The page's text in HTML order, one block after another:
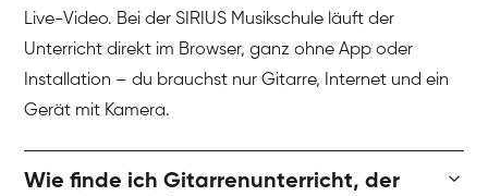
Live-Video. Bei der SIRIUS Musikschule läuft der
Unterricht direkt im Browser, ganz ohne App oder
Installation – du brauchst nur Gitarre, Internet und ein
Gerät mit Kamera.
Wie finde ich Gitarrenunterricht, der